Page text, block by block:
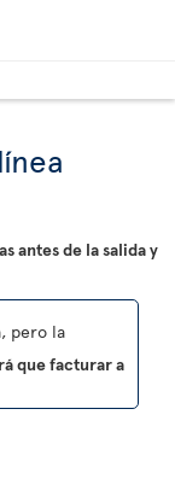
antes de la salida y
pero la
que facturar a